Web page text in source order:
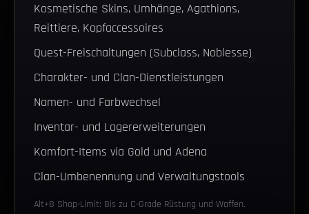
Kosmetische Skins, Umhänge, Agathions,
Reittiere, Kopfaccessoires
Quest-Freischaltungen (Subclass, Noblesse)
Charakter- und Clan-Dienstleistungen
Namen- und Farbwechsel
Inventar- und Lagererweiterungen
Komfort-Items via Gold und Adena
Clan-Umbenennung und Verwaltungstools
Alt+B Shop-Limit: Bis zu C-Grade Rüstung und Waffen.